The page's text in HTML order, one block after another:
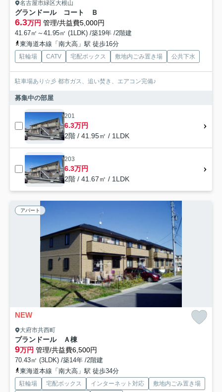
名古屋市緑区大根山
グランドール コート Ｂ
6.3万円 管理/共益費5,000円
41.67㎡～41.95㎡ (1LDK) /築19年 /2階建
東海道本線「南大高」駅 徒歩16分
駐輪場 CATV 宅配ボックス 敷地内ごみ置き場 公共下水
駐車場あり☆彡 都市ガス、追い焚き、エアコン完備♪
募集中の部屋
201
6.3万円
2階 / 41.95㎡ / 1LDK
203
6.3万円
2階 / 41.67㎡ / 1LDK
アパート
NEW
大府市共西町
プランドール Ａ棟
9万円 管理/共益費6,500円
70.43㎡ (3LDK) /築14年 /2階建
東海道本線「南大高」駅 徒歩34分
駐輪場 宅配ボックス インターネット対応
敷地内ごみ置き場